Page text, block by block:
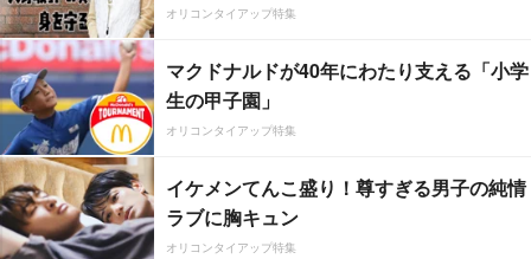
オリコンタイアップ特集
マクドナルドが40年にわたり支える「小学
生の甲子園」
オリコンタイアップ特集
イケメンてんこ盛り！尊すぎる男子の純情
ラブに胸キュン
オリコンタイアップ特集